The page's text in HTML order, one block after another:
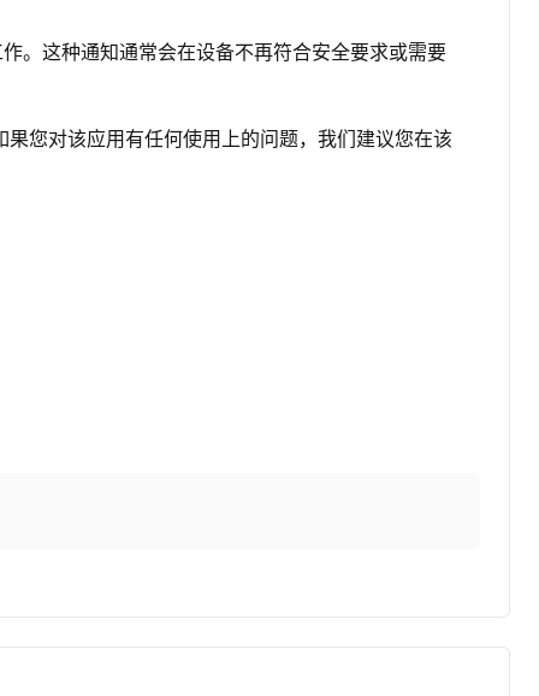
。这种通知通常会在设备不再符合安全要求或需要
您对该应用有任何使用上的问题，我们建议您在该